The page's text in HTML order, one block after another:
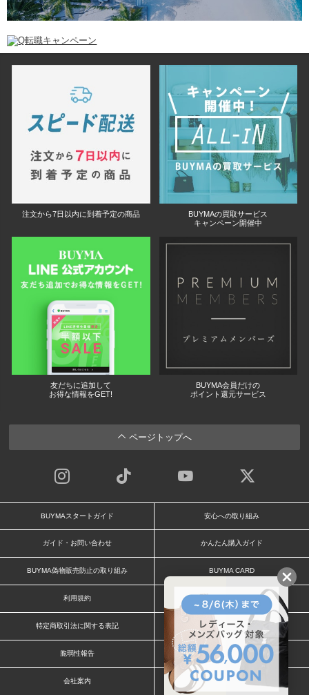
注文から7日以内に到着予定の商品
BUYMAの買取サービス
キャンペーン開催中
友だちに追加して
お得な情報をGET!
BUYMA会員だけの
ポイント還元サービス
ページトップへ
BUYMAスタートガイド 安心への取り組み
ガイド・お問い合わせ かんたん購入ガイド
BUYMA偽物販売防止の取り組み BUYMA CARD
利用規約 プライバシー
特定商取引法に関する表記 お客様情報の外部送信について
脆弱性報告 お知らせ(PCサイト)
会社案内 スタッフ募集